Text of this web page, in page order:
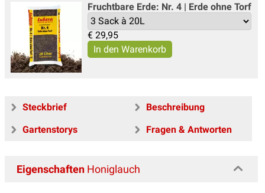
Fruchtbare Erde: Nr. 4 | Erde ohne Torf
€ 29,95
Steckbrief
Beschreibung
Gartenstorys
Fragen & Antworten
Eigenschaften Honiglauch